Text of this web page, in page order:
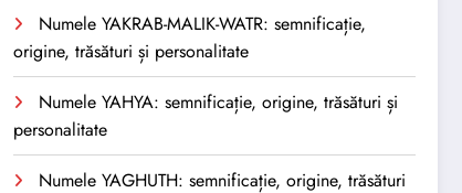
Numele YAKRAB-MALIK-WATR: semnificație,
origine, trăsături și personalitate
Numele YAHYA: semnificație, origine, trăsături și
personalitate
Numele YAGHUTH: semnificație, origine, trăsături